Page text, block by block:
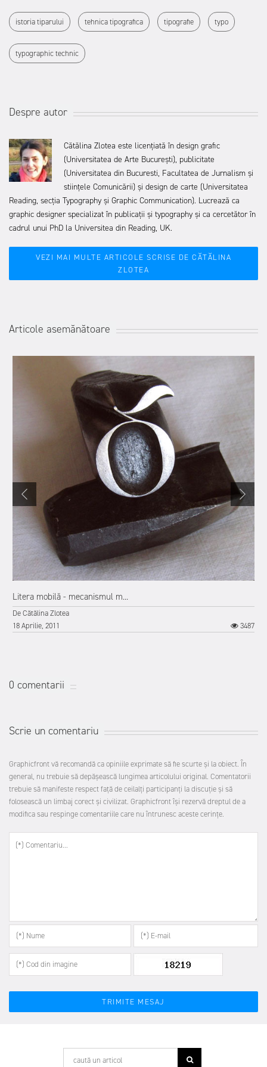
istoria tiparului tehnica tipografica tipografie typo
typographic technic
Despre autor
Cătălina Zlotea este licențiată în design grafic
(Universitatea de Arte București), publicitate
(Universitatea din Bucuresti, Facultatea de Jurnalism și
stiințele Comunicării) și design de carte (Universitatea
Reading, secția Typography și Graphic Communication). Lucrează ca
graphic designer specializat în publicații și typography și ca cercetător în
cadrul unui PhD la Universitea din Reading, UK.
VEZI MAI MULTE ARTICOLE SCRISE DE CĂTĂLINA
ZLOTEA
Articole asemănătoare
Litera mobilă - mecanismul m...
DeCătălina Zlotea
18 Aprilie, 2011
3487
0 comentarii
Scrie un comentariu
Graphicfront vă recomandă ca opiniile exprimate să fie scurte şi la obiect. În
general, nu trebuie să depăşească lungimea articolului original. Comentatorii
trebuie să manifeste respect faţă de ceilalţi participanţi la discuţie şi să
folosească un limbaj corect şi civilizat. Graphicfront îşi rezervă dreptul de a
modifica sau respinge comentariile care nu întrunesc aceste cerinţe.